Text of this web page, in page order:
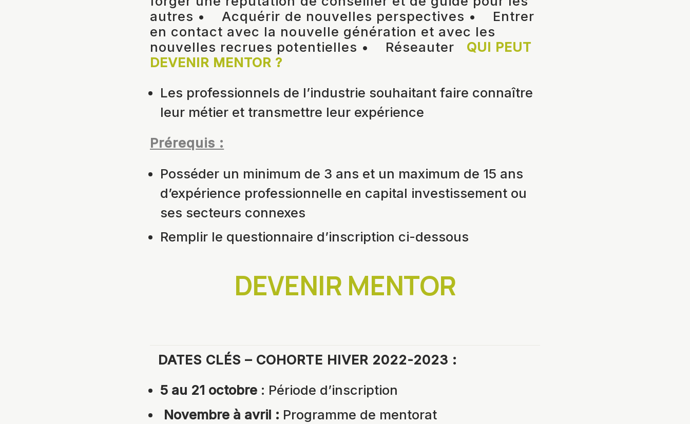
autres • Acquérir de nouvelles perspectives • Entrer
en contact avec la nouvelle génération et avec les
nouvelles recrues potentielles • Réseauter QUI PEUT
DEVENIR MENTOR ?
Les professionnels de l’industrie souhaitant faire connaître
leur métier et transmettre leur expérience
Prérequis :
Posséder un minimum de 3 ans et un maximum de 15 ans
d’expérience professionnelle en capital investissement ou
ses secteurs connexes
Remplir le questionnaire d’inscription ci-dessous
DEVENIR MENTOR
DATES CLÉS – COHORTE HIVER 2022-2023 :
5 au 21 octobre : Période d’inscription
Novembre à avril : Programme de mentorat